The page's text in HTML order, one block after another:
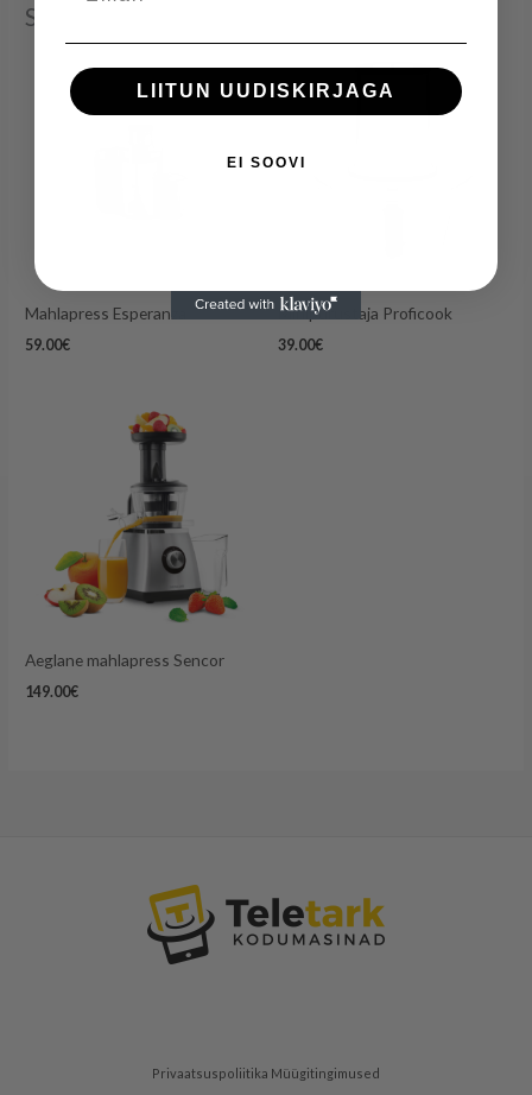
Seotud tooted
Mahlapress Esperanza
59.00€
Minipurustaja Proficook
39.00€
Aeglane mahlapress Sencor
149.00€
Privaatsuspoliitika Müügitingimused
LIITUN UUDISKIRJAGA
EI SOOVI